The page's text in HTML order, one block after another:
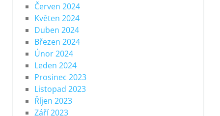
Červen 2024
Květen 2024
Duben 2024
Březen 2024
Únor 2024
Leden 2024
Prosinec 2023
Listopad 2023
Říjen 2023
Září 2023